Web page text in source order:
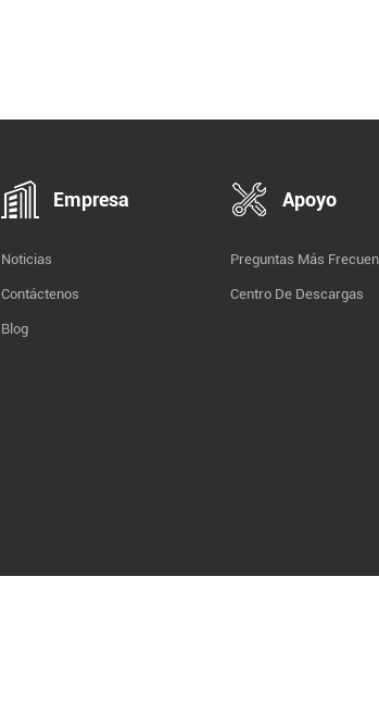
Empresa
Noticias
Contáctenos
Blog
Apoyo
Preguntas Más
Centro De Descargas